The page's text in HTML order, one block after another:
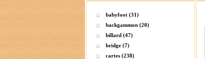
babyfoot (31)
backgammon (20)
billard (47)
bridge (7)
cartes (238)